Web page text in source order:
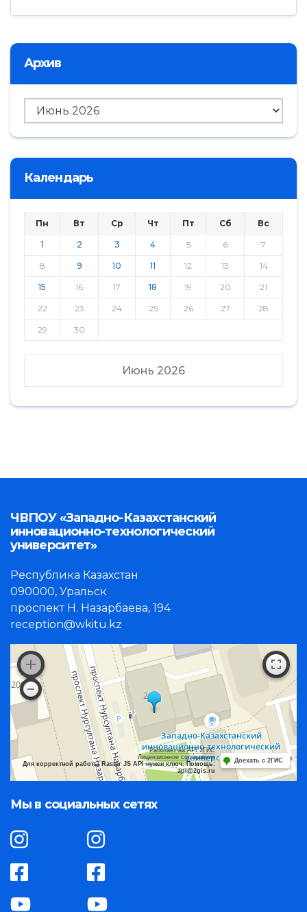
Архив
Архив
Календарь
Июнь 2026
Пн Вт Ср Чт Пт Сб Вс
1 2 3 4 5 6 7
8 9 10 11 12 13 14
15 16 17 18 19 20 21
22 23 24 25 26 27 28
29 30
ЧВПОУ «Западно-Казахстанский
инновационно-технологический
университет»
Республика Казахстан
090000, Уральск
проспект Н. Назарбаева, 194
reception@wkitu.kz
Работает на API 2ГИС
Лицензионное соглашение
Для корректной работы Raster JS API нужен ключ. Помощь:
api@2gis.ru
Доехать с 2ГИС
Мы в социальных сетях